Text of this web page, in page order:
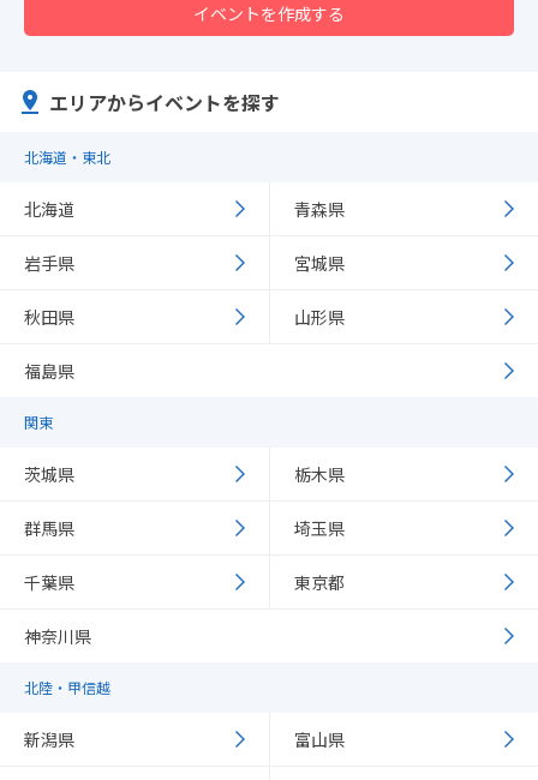
イベントを作成する
エリアからイベントを探す
北海道・東北
北海道 青森県
岩手県 宮城県
秋田県 山形県
福島県
関東
茨城県 栃木県
群馬県 埼玉県
千葉県 東京都
神奈川県
北陸・甲信越
新潟県 富山県